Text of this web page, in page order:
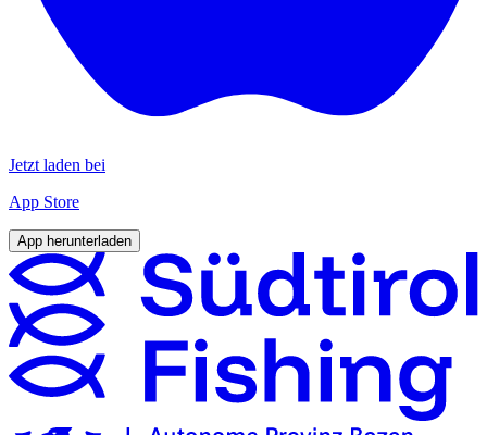
Jetzt laden bei
App Store
App herunterladen